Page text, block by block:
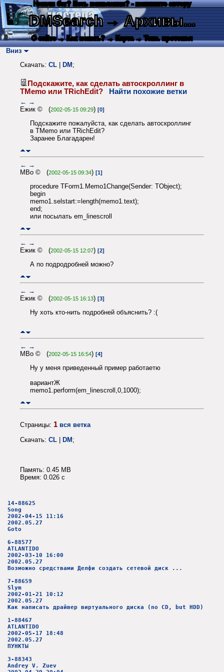
Нашли баг? Есть пожелания? - напишите автору
DMSearch→ Архивы...
О сайте → Как искать? → Карта → Текс. протокол
Вниз
Скачать: CL DM ;
Подскажите, как сделать автоскроллинг в
TMemo или TRichEdit?
Найти похожие ветки
← →
Ежик © (2002-05-15 09:29) [0]
Подскажите пожалуйста, как сделать автоскроллинг
в TMemo или TRichEdit?
Заранее Благадарен!
← →
MBo © (2002-05-15 09:34) [1]
procedure TForm1.Memo1Change(Sender: TObject);
begin
memo1.selstart:=length(memo1.text);
end;
или посылать em_linescroll
← →
Ежик © (2002-05-15 12:07) [2]
А по подродробней можно?
← →
Ежик © (2002-05-15 16:13) [3]
Ну хоть кто-нить подробней объяснить? :(
← →
MBo © (2002-05-15 16:54) [4]
Ну у меня приведенный пример работаетю
вариантЖ
memo1.perform(em_linescroll,0,1000);
Страницы: 1 вся ветка
Скачать: CL | DM;
Память: 0.45 MB
Время: 0.026 c
14-88625
Song
2002-04-15 11:16
2002.05.27
Goto
6-88577
ATLANTIDO
2002-03-10 16:00
2002.05.27
Возможно средствами Делфи создать сетевой диск ...
7-88659
Slym
2002-01-21 10:12
2002.05.27
Как написать драйвер виртуального диска (no CD, but HDD)
1-88467
ATLANTIDO
2002-05-17 18:48
2002.05.27
ПУНКТЫ
3-88343
Andrey V. Zuev